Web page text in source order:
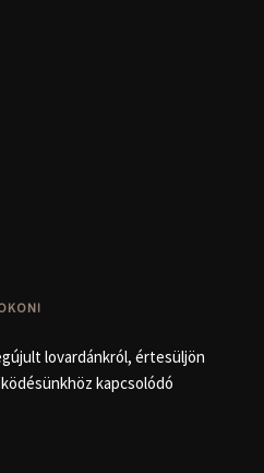
lovardánkról, értesüljön
kapcsolódó